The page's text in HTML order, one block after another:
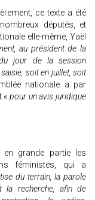
ce texte a été
députés, et
elle-même, Yaël
au président de la
du jour de la session
soit en juillet, soit
nationale a par
« pour un avis juridique
grande partie les
féministes, qui a
du terrain, la parole
la recherche, afin de